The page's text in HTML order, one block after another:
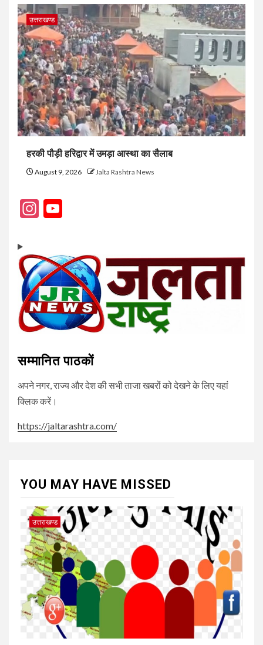
उत्तराखण्ड
हरकी पौड़ी हरिद्वार में उमड़ा आस्था का सैलाब
August 9, 2026 Jalta Rashtra News
Instagram
सम्मानित पाठकों
अपने नगर, राज्य और देश की सभी ताजा खबरों को देखने के लिए यहां
क्लिक करें।
https://jaltarashtra.com/
YOU MAY HAVE MISSED
उत्तराखण्ड